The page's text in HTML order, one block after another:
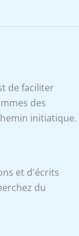
de faciliter
des
initiatique.
et d'écrits
du